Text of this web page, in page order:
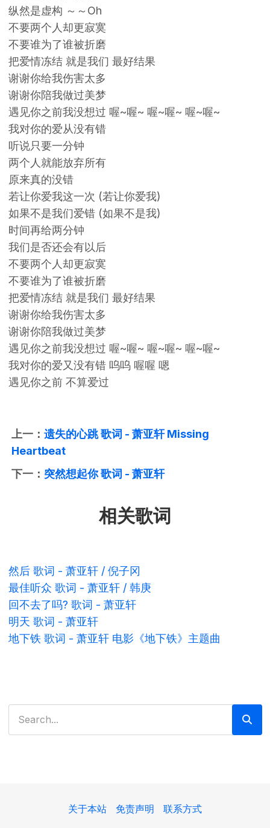
纵然是虚构 ～～Oh
不要两个人却更寂寞
不要谁为了谁被折磨
把爱情冻结 就是我们 最好结果
谢谢你给我伤害太多
谢谢你陪我做过美梦
遇见你之前我没想过 喔~喔~ 喔~喔~ 喔~喔~
我对你的爱从没有错
听说只要一分钟
两个人就能放弃所有
原来真的没错
若让你爱我这一次 (若让你爱我)
如果不是我们爱错 (如果不是我)
时间再给两分钟
我们是否还会有以后
不要两个人却更寂寞
不要谁为了谁被折磨
把爱情冻结 就是我们 最好结果
谢谢你给我伤害太多
谢谢你陪我做过美梦
遇见你之前我没想过 喔~喔~ 喔~喔~ 喔~喔~
我对你的爱又没有错 呜呜 喔喔 嗯
遇见你之前 不算爱过
上一： 遗失的心跳 歌词 - 萧亚轩 Missing
Heartbeat
下一： 突然想起你 歌词 - 萧亚轩
相关歌词
然后 歌词 - 萧亚轩 / 倪子冈
最佳听众 歌词 - 萧亚轩 / 韩庚
回不去了吗? 歌词 - 萧亚轩
明天 歌词 - 萧亚轩
地下铁 歌词 - 萧亚轩 电影《地下铁》主题曲
关于本站 免责声明 联系方式